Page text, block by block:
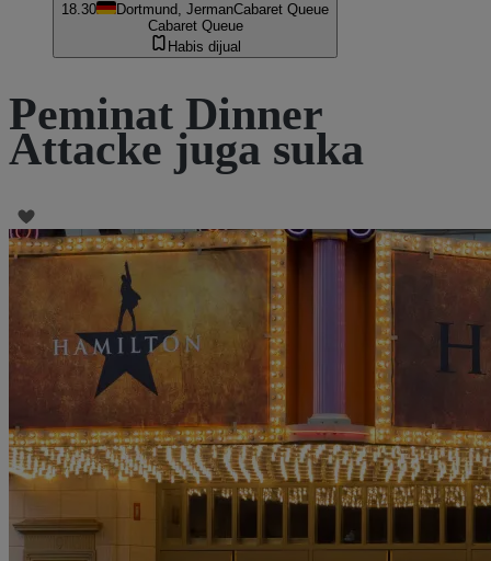
18.30 Dortmund, JermanCabaret Queue
Cabaret Queue
Habis dijual
Peminat Dinner
Attacke juga suka